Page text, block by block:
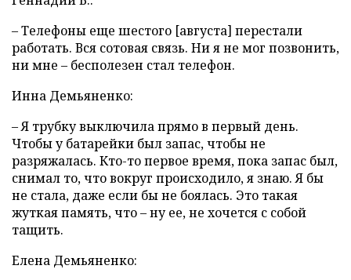
– Телефоны еще шестого [августа] перестали
работать. Вся сотовая связь. Ни я не мог позвонить,
ни мне – бесполезен стал телефон.
Инна Демьяненко:
– Я трубку выключила прямо в первый день.
Чтобы у батарейки был запас, чтобы не
разряжалась. Кто-то первое время, пока запас был,
снимал то, что вокруг происходило, я знаю. Я бы
не стала, даже если бы не боялась. Это такая
жуткая память, что – ну ее, не хочется с собой
тащить.
Елена Демьяненко: